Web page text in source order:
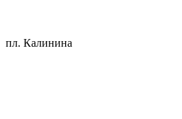
пл. Калинина